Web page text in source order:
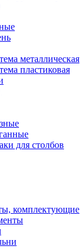
металлическая
пластиковая
для столбов
комплектующие